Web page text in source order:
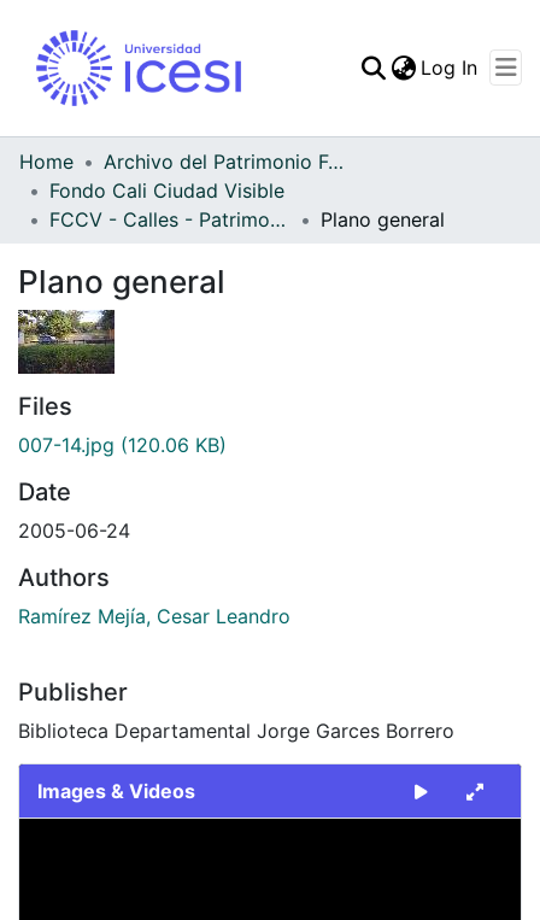
Log In
Home
Archivo del Patrimonio Fotográfico y Fílmico del Valle del Cauca
Fondo Cali Ciudad Visible
FCCV - Calles - Patrimonial
Plano general
Plano general
Files
007-14.jpg (120.06 KB)
Date
2005-06-24
Authors
Ramírez Mejía, Cesar Leandro
Publisher
Biblioteca Departamental Jorge Garces Borrero
Images & Videos